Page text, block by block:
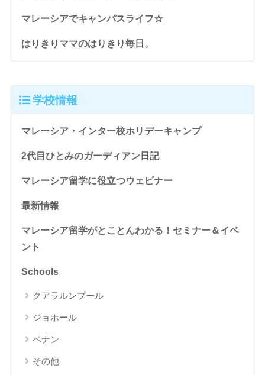
マレーシアでキャンパスライフ☆
はりきりママのはりきり毎日。
学校情報
マレーシア・インター校ホリデーキャンプ
2代目ひとみのガーディアン日記
マレーシア留学に役立つウェビナー
最新情報
マレーシア留学がとことんわかる！セミナー＆イベ
ント
Schools
クアラルンプール
ジョホール
ペナン
その他